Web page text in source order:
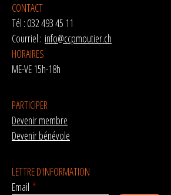
CONTACT
Tél : 032 493 45 11
Courriel : info@ccpmoutier.ch
HORAIRES
ME-VE 15h-18h
PARTICIPER
Devenir membre
Devenir bénévole
LETTRE D'INFORMATION
Email *